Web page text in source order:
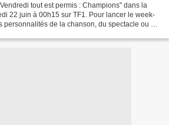
tout est permis : Champions" dans la
22 juin à 00h15 sur TF1. Pour lancer le week-
de la chanson, du spectacle ou de